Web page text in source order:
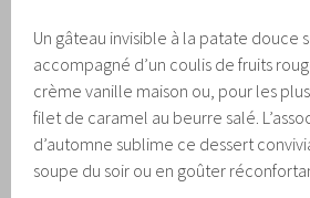
Un gâteau invisible à la patate douce
accompagné d’un coulis de fruits
crème vanille maison ou, pour les
filet de caramel au beurre salé.
d’automne sublime ce dessert
soupe du soir ou en goûter